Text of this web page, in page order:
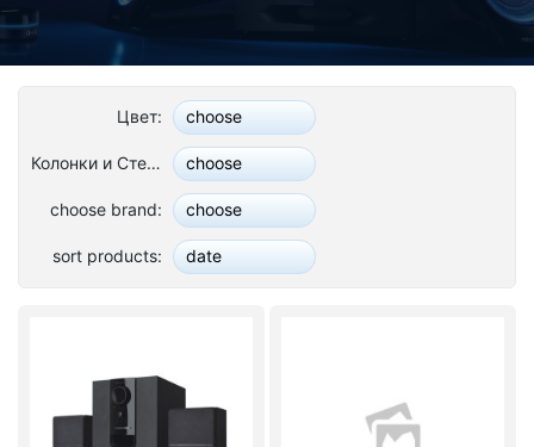
Спикерфон
ADSL, Wan / Lan Routers, Wi-Fi
IP Telephony
Stereo systems
Server equipment
UPS Uninterruptible Power Supply
Cooling systems
Цвет: choose
Колонки и Стереосистемы: choose
choose brand: choose
sort products: date